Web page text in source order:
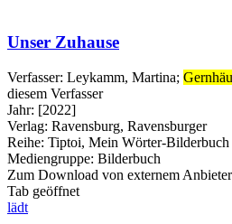
Unser Zuhause
Verfasser: Leykamm, Martina;
diesem Verfasser
Jahr: [2022]
Verlag: Ravensburg, Ravensburger
Reihe: Tiptoi, Mein Wörter-Bilderbuch
Mediengruppe: Bilderbuch
Zum Download von externem
Tab geöffnet
lädt